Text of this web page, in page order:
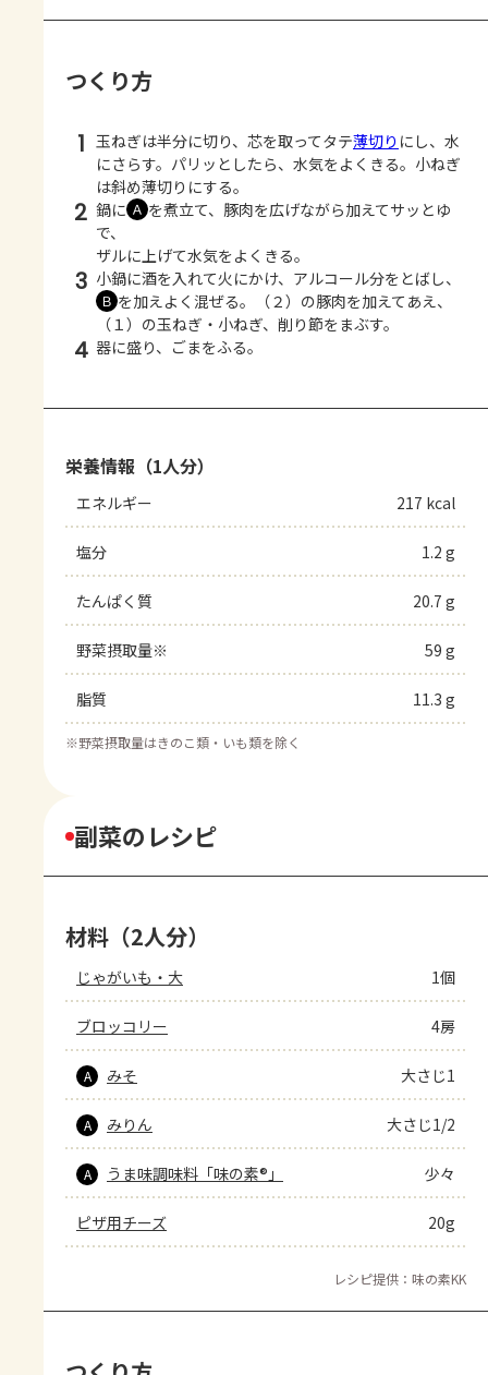
つくり方
1 玉ねぎは半分に切り、芯を取ってタテ薄切り にし、水
にさらす。パリッとしたら、水気をよくきる。小ねぎ
は斜め薄切りにする。
2 鍋に Ａ を煮立て、豚肉を広げながら加えてサッとゆ
で、
ザルに上げて水気をよくきる。
3 小鍋に酒を入れて火にかけ、アルコール分をとばし、
Ｂ を加えよく混ぜる。（２）の豚肉を加えてあえ、
（１）の玉ねぎ・小ねぎ、削り節をまぶす。
4 器に盛り、ごまをふる。
栄養情報（1人分）
エネルギー 217 kcal
塩分 1.2 g
たんぱく質 20.7 g
野菜摂取量※ 59 g
脂質 11.3 g
※野菜摂取量はきのこ類・いも類を除く
副菜のレシピ
材料（2人分）
じゃがいも・大 1個
ブロッコリー 4房
A みそ 大さじ1
A みりん 大さじ1/2
A うま味調味料「味の素®」 少々
ピザ用チーズ 20g
レシピ提供：味の素KK